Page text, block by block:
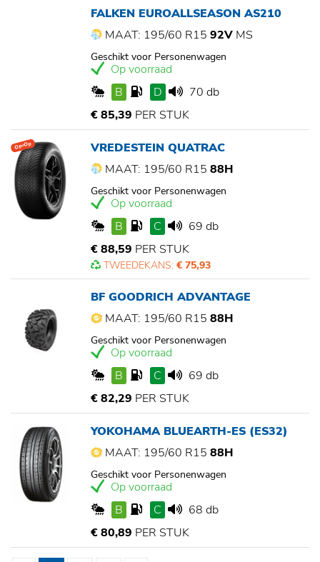
FALKEN EUROALLSEASON AS210
MAAT: 195/60 R15 92V MS
Geschikt voor Personenwagen
Op voorraad
B
D
70 db
€ 85,39 PER STUK
Op=Op
VREDESTEIN QUATRAC
MAAT: 195/60 R15 88H
Geschikt voor Personenwagen
Op voorraad
B
C
69 db
€ 88,59 PER STUK
TWEEDEKANS: € 75,93
BF GOODRICH ADVANTAGE
MAAT: 195/60 R15 88H
Geschikt voor Personenwagen
Op voorraad
B
C
69 db
€ 82,29 PER STUK
YOKOHAMA BLUEARTH-ES (ES32)
MAAT: 195/60 R15 88H
Geschikt voor Personenwagen
Op voorraad
B
C
68 db
€ 80,89 PER STUK